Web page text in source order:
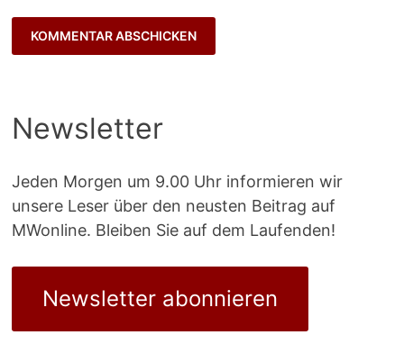
Newsletter
Jeden Morgen um 9.00 Uhr informieren wir
unsere Leser über den neusten Beitrag auf
MWonline. Bleiben Sie auf dem Laufenden!
Newsletter abonnieren